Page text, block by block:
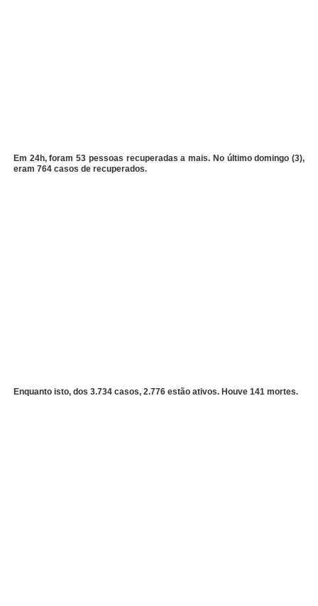
Em 24h, foram 53 pessoas recuperadas a mais. No último domingo (3),
eram 764 casos de recuperados.
Enquanto isto, dos 3.734 casos, 2.776 estão ativos. Houve 141 mortes.